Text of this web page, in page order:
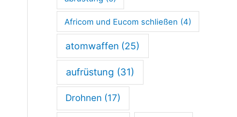
a
u
f
F
ü
Africom und Eucom schließen (4)
atomwaffen (25)
aufrüstung (31)
Drohnen (17)